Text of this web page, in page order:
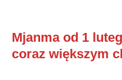
Mjanma od 1
coraz większym